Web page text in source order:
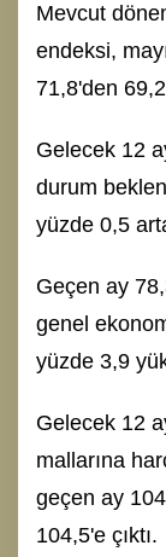
Mevcut
endeksi,
71,8'den
Gelecek 12
durum
yüzde 0,5
Geçen ay
genel
yüzde 3,9
Gelecek 12
mallarına
geçen ay
104,5'e çıktı.